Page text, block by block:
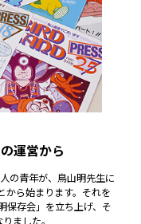
運営から
の青年が、鳥山明先生に
から始まります。それを
保存会」を立ち上げ、そ